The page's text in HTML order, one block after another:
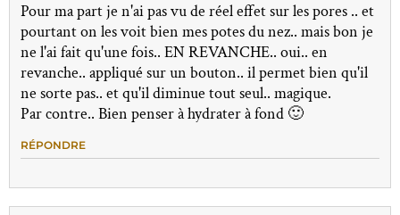
Pour ma part je n'ai pas vu de réel effet sur les pores .. et
pourtant on les voit bien mes potes du nez.. mais bon je
ne l'ai fait qu'une fois.. EN REVANCHE.. oui.. en
revanche.. appliqué sur un bouton.. il permet bien qu'il
ne sorte pas.. et qu'il diminue tout seul.. magique.
Par contre.. Bien penser à hydrater à fond 🙂
RÉPONDRE